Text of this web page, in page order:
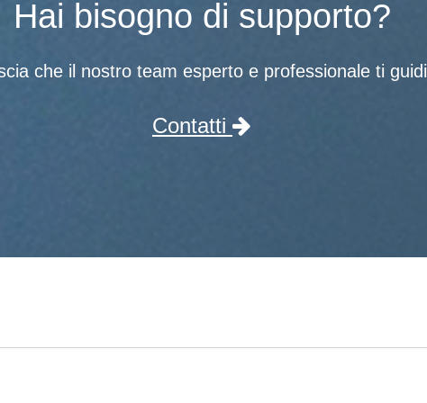
Hai bisogno di supporto?
che il nostro team esperto e professionale ti guidi
Contatti